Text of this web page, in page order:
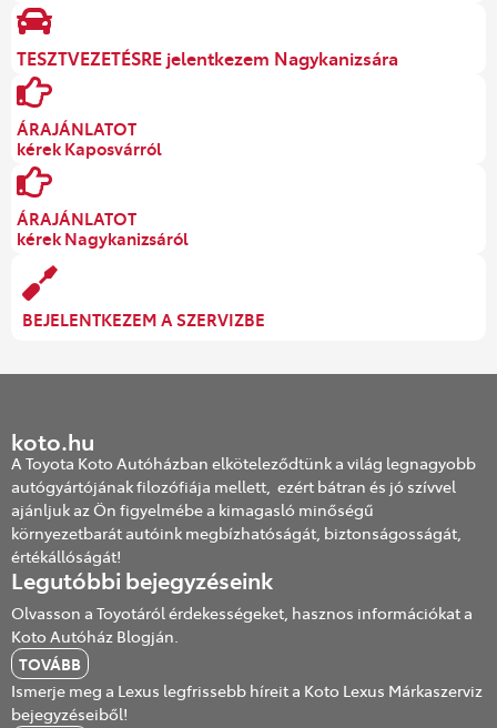
TESZTVEZETÉSRE jelentkezem Nagykanizsára
ÁRAJÁNLATOT
kérek Kaposvárról
ÁRAJÁNLATOT
kérek Nagykanizsáról
BEJELENTKEZEM A SZERVIZBE
koto.hu
A Toyota Koto Autóházban elköteleződtünk a világ legnagyobb
autógyártójának filozófiája mellett, ezért bátran és jó szívvel
ajánljuk az Ön figyelmébe a kimagasló minőségű
környezetbarát autóink megbízhatóságát, biztonságosságát,
értékállóságát!
Legutóbbi bejegyzéseink
Olvasson a Toyotáról érdekességeket, hasznos információkat a
Koto Autóház Blogján.
TOVÁBB
Ismerje meg a Lexus legfrissebb híreit a Koto Lexus Márkaszerviz
bejegyzéseiből!